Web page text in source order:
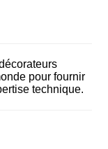
pour fournir
technique.